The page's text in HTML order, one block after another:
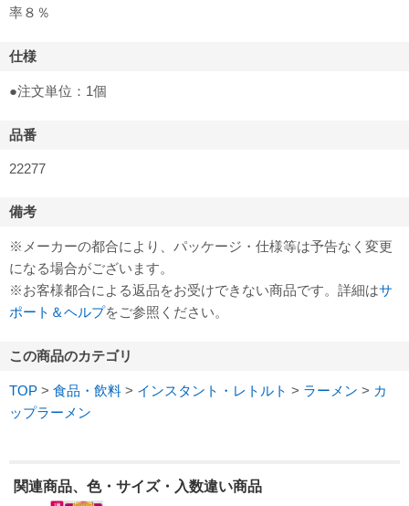
率８％
仕様
●注文単位：1個
品番
22277
備考
※メーカーの都合により、パッケージ・仕様等は予告なく変更
になる場合がございます。
※お客様都合による返品をお受けできない商品です。詳細はサ
ポート＆ヘルプをご参照ください。
この商品のカテゴリ
TOP > 食品・飲料 > インスタント・レトルト > ラーメン > カ
ップラーメン
関連商品、色・サイズ・入数違い商品